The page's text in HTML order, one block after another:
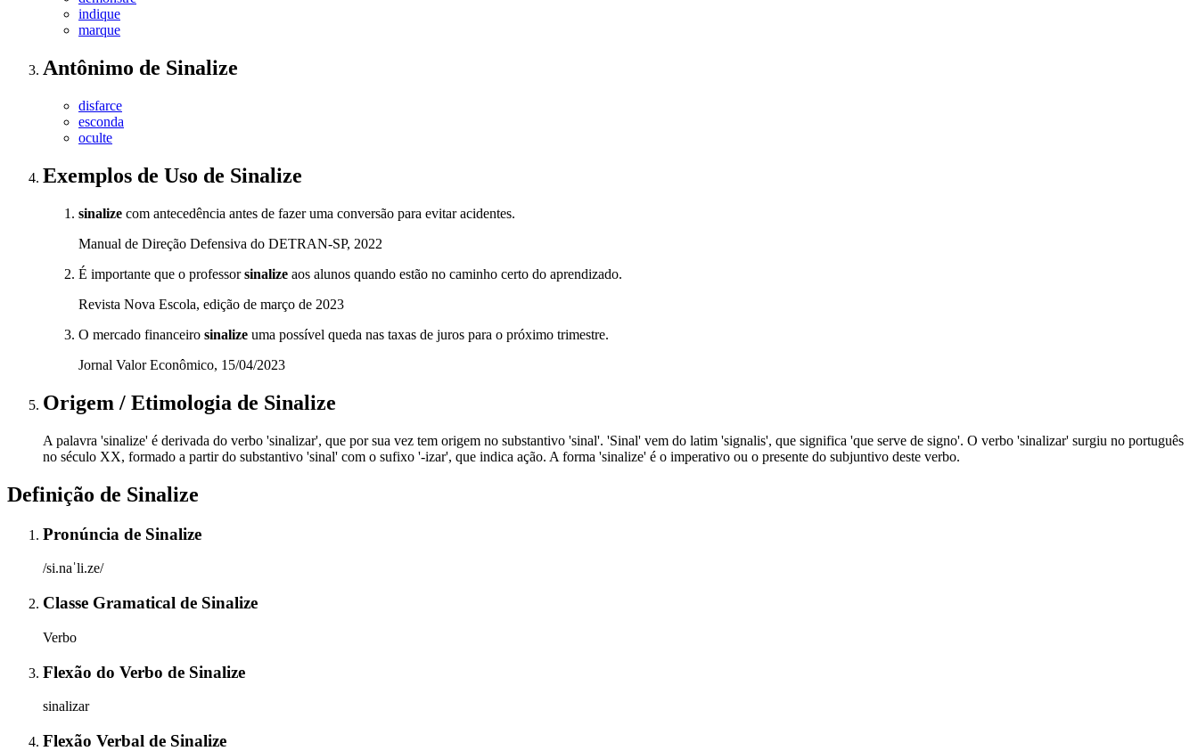
indique
marque
Antônimo de Sinalize
disfarce
esconda
oculte
Exemplos de Uso de Sinalize
sinalize com antecedência antes de fazer uma conversão para evitar acidentes.
Manual de Direção Defensiva do DETRAN-SP, 2022
É importante que o professorsinalize aos alunos quando estão no caminho certo do aprendizado.
Revista Nova Escola, edição de março de 2023
O mercado financeiro sinalize uma possível queda nas taxas de juros para o próximo trimestre.
Jornal Valor Econômico, 15/04/2023
Origem / Etimologia de Sinalize
A palavra 'sinalize' é derivada do verbo 'sinalizar', que por sua vez tem origem no substantivo 'sinal'. 'Sinal' vem do latim 'signalis', que significa 'que serve de signo'. O verbo 'sinalizar' surgiu no português
no século XX, formado a partir do substantivo 'sinal' com o sufixo '-izar', que indica ação. A forma 'sinalize' é o imperativo ou o presente do subjuntivo deste verbo.
Definição de Sinalize
Pronúncia de Sinalize
/si.naˈli.ze/
Classe Gramatical de Sinalize
Verbo
Flexão do Verbo de Sinalize
sinalizar
Flexão Verbal de Sinalize